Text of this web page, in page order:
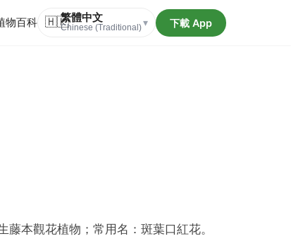
物百科 🇭🇰繁體中文
Chinese (Traditional)▾ 下載 App
本觀花植物；常用名：斑葉口紅花。